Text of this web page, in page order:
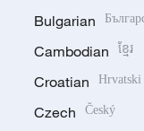
Bulgarian
Cambodian ខ្មែរ
Croatian Hrvatski
Czech Český